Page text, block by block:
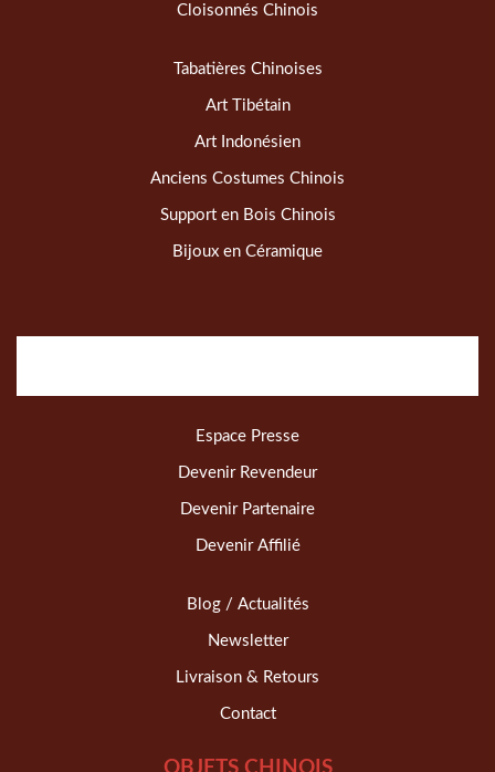
Cloisonnés Chinois
Tabatières Chinoises
Art Tibétain
Art Indonésien
Anciens Costumes Chinois
Support en Bois Chinois
Bijoux en Céramique
Espace Presse
Devenir Revendeur
Devenir Partenaire
Devenir Affilié
Blog / Actualités
Newsletter
Livraison & Retours
Contact